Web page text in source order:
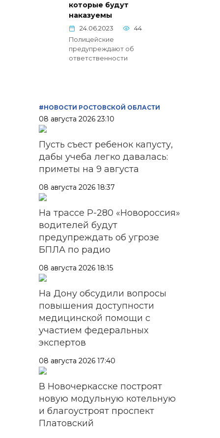
которые будут
наказуемы
24.06.2023
44
Полицейские
предупреждают об
ответственности
#НОВОСТИ РОСТОВСКОЙ ОБЛАСТИ
08 августа 2026 23:10
Пусть съест ребенок капусту,
дабы учеба легко давалась:
приметы на 9 августа
08 августа 2026 18:37
На трассе Р-280 «Новороссия»
водителей будут
предупреждать об угрозе
БПЛА по радио
08 августа 2026 18:15
На Дону обсудили вопросы
повышения доступности
медицинской помощи с
участием федеральных
экспертов
08 августа 2026 17:40
В Новочеркасске построят
новую модульную котельную
и благоустроят проспект
Платовский